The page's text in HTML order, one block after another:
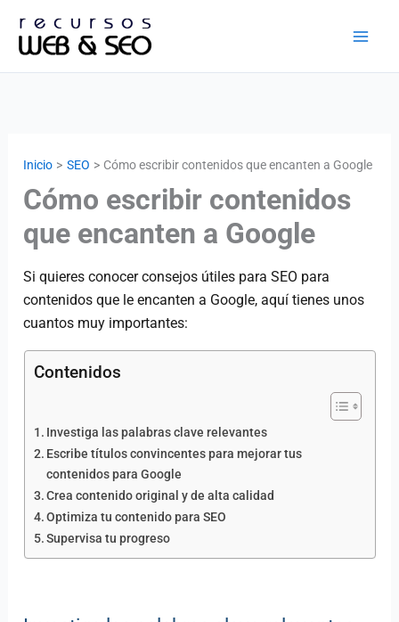
Inicio SEO Cómo escribir contenidos que encanten a Google
Cómo escribir contenidos
que encanten a Google
Si quieres conocer consejos útiles para SEO para
contenidos que le encanten a Google, aquí tienes unos
cuantos muy importantes:
Contenidos
Investiga las palabras clave relevantes
Escribe títulos convincentes para mejorar tus
contenidos para Google
Crea contenido original y de alta calidad
Optimiza tu contenido para SEO
Supervisa tu progreso